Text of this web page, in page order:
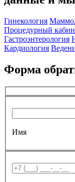
Гинекология
Процедурный
Гастроэнтерология
Кардиология
Форма
Имя